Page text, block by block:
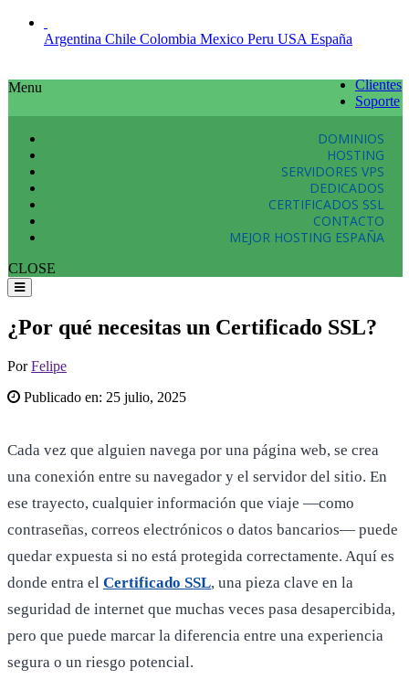
Argentina Chile Colombia Mexico Peru USA España
Clientes
Soporte
Menu
DOMINIOS
HOSTING
SERVIDORES VPS
DEDICADOS
CERTIFICADOS SSL
CONTACTO
MEJOR HOSTING ESPAÑA
CLOSE
¿Por qué necesitas un Certificado SSL?
PorFelipe
Publicado en: 25 julio, 2025
Cada vez que alguien navega por una página web, se crea
una conexión entre su navegador y el servidor del sitio. En
ese trayecto, cualquier información que viaje —como
contraseñas, correos electrónicos o datos bancarios— puede
quedar expuesta si no está protegida correctamente. Aquí es
donde entra el Certificado SSL, una pieza clave en la
seguridad de internet que muchas veces pasa desapercibida,
pero que puede marcar la diferencia entre una experiencia
segura o un riesgo potencial.